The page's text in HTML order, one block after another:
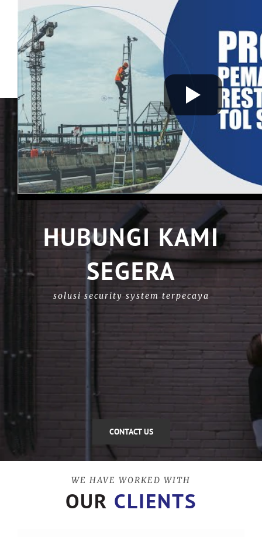
HUBUNGI KAMI
SEGERA
solusi security system terpecaya
CONTACT US
WE HAVE WORKED WITH
OUR CLIENTS